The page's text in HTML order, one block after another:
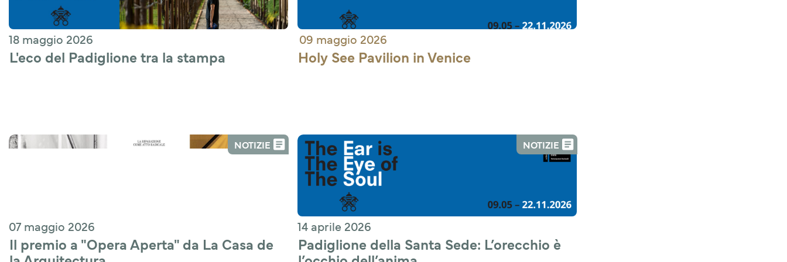
18 maggio 2026
L'eco del Padiglione tra la stampa
09 maggio 2026
NOTIZIE
07 maggio 2026
Il premio a "Opera Aperta" da La Casa de
NOTIZIE
14 aprile 2026
Padiglione della Santa Sede: L’orecchio è